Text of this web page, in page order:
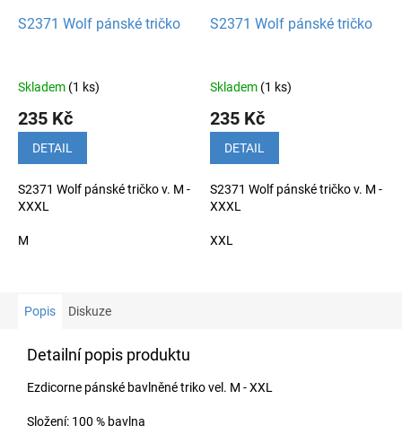
S2371 Wolf pánské tričko
Skladem (1 ks)
235 Kč
DETAIL
S2371 Wolf pánské tričko v. M -
XXXL
M
S2371 Wolf pánské tričko
Skladem (1 ks)
235 Kč
DETAIL
S2371 Wolf pánské tričko v. M -
XXXL
XXL
Popis Diskuze
Detailní popis produktu
Ezdicorne pánské bavlněné triko vel. M - XXL
Složení: 100 % bavlna